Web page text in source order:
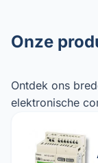
Onze
Ontdek ons
elektronische